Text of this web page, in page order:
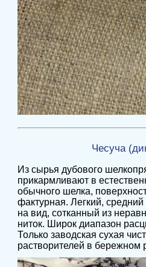
Чесуча
Из сырья дубового
прикармливают в
обычного шелка,
фактурная. Легкий,
на вид, сотканный из
ниток. Широк диапазон
Только заводская сухая
растворителей в